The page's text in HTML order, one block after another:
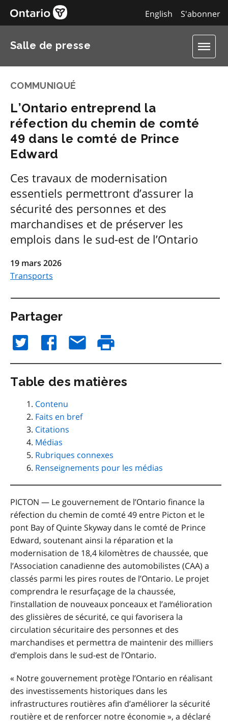
S'abonner
English
Salle de presse
COMMUNIQUÉ
L’Ontario entreprend la
réfection du chemin de comté
49 dans le comté de Prince
Edward
Ces travaux de modernisation
essentiels permettront d’assurer la
sécurité des personnes et des
marchandises et de préserver les
emplois dans le sud-est de l’Ontario
19 mars 2026
Transports
Partager
Table des matières
Contenu
Faits en bref
Citations
Médias
Rubriques connexes
Renseignements pour les médias
PICTON — Le gouvernement de l’Ontario finance la
réfection du chemin de comté 49 entre Picton et le
pont Bay of Quinte Skyway dans le comté de Prince
Edward, soutenant ainsi la réparation et la
modernisation de 18,4 kilomètres de chaussée, que
l’Association canadienne des automobilistes (CAA) a
classés parmi les pires routes de l’Ontario. Le projet
comprendra le resurfaçage de la chaussée,
l’installation de nouveaux ponceaux et l’amélioration
des glissières de sécurité, ce qui favorisera la
circulation sécuritaire des personnes et des
marchandises et permettra de maintenir des milliers
d’emplois dans le sud-est de l’Ontario.
« Notre gouvernement protège l’Ontario en réalisant
des investissements historiques dans les
infrastructures routières afin d’améliorer la sécurité
routière et de renforcer notre économie », a déclaré